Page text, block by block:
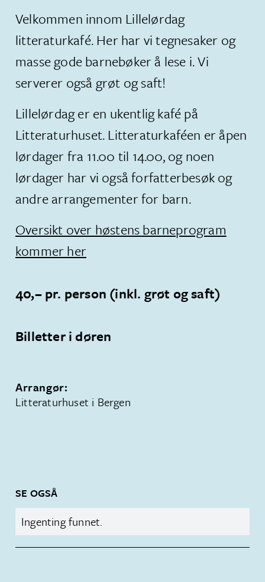
Velkommen innom Lillelørdag
litteraturkafé. Her har vi tegnesaker og
masse gode barnebøker å lese i. Vi
serverer også grøt og saft!
Lillelørdag er en ukentlig kafé på
Litteraturhuset. Litteraturkaféen er åpen
lørdager fra 11.00 til 14.00, og noen
lørdager har vi også forfatterbesøk og
andre arrangementer for barn.
Oversikt over høstens barneprogram
kommer her
40,– pr. person (inkl. grøt og saft)
Billetter i døren
Arrangør:
Litteraturhuset i Bergen
SE OGSÅ
Ingenting funnet.